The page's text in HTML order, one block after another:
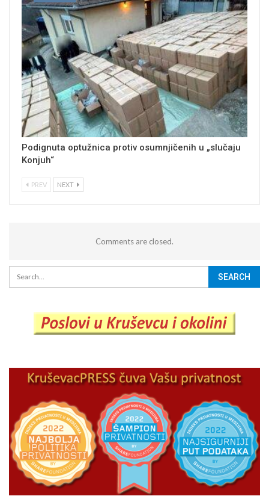
Podignuta optužnica protiv osumnjičenih u „slučaju
Konjuh“
PREV NEXT
Comments are closed.